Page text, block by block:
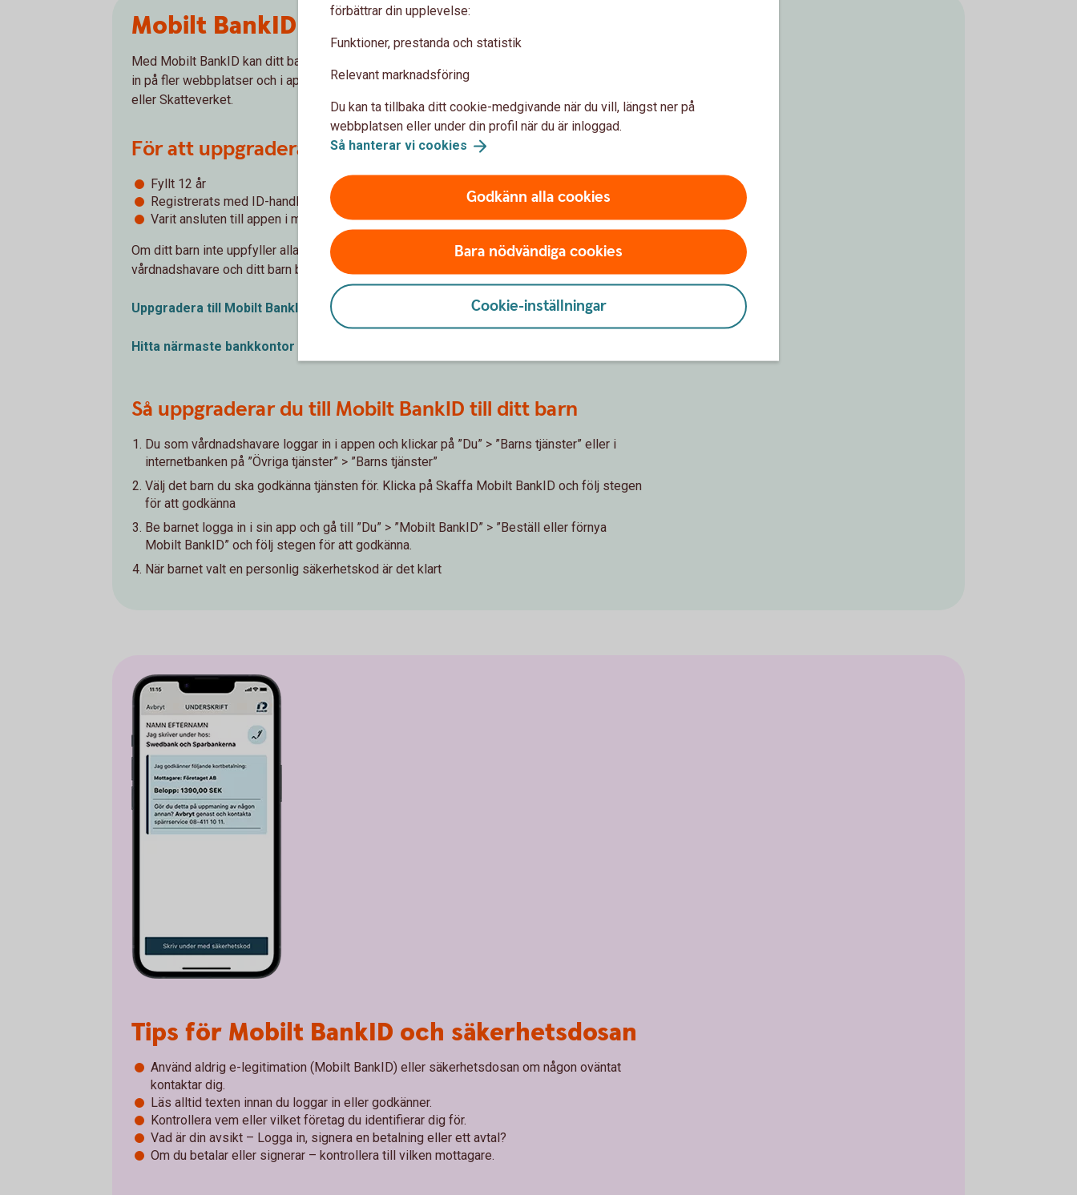
Mobilt BankID
Med Mobilt BankID kan ditt barn logga in i vår app och Swisha. Ditt barn kan också logga
in på fler webbplatser och i appar, till exempel 1177, Trafikverket, Försäkringskassan
eller Skatteverket.
För att uppgradera måste ditt barn ha:
Fyllt 12 år
Registrerats med ID-handling på ett kontor
Varit ansluten till appen i minst 6 månader
Om ditt barn inte uppfyller alla kriterier så kan ni få hjälp på ett kontor. Både du som
vårdnadshavare och ditt barn behöver ha med giltig legitimation.
Uppgradera till Mobilt BankID
Hitta närmaste bankkontor
Så uppgraderar du till Mobilt BankID till ditt barn
Du som vårdnadshavare loggar in i appen och klickar på ”Du” > ”Barns tjänster” eller i
internetbanken på ”Övriga tjänster” > ”Barns tjänster”
Välj det barn du ska godkänna tjänsten för. Klicka på Skaffa Mobilt BankID och följ stegen
för att godkänna
Be barnet logga in i sin app och gå till ”Du” > ”Mobilt BankID” > ”Beställ eller förnya
Mobilt BankID” och följ stegen för att godkänna.
När barnet valt en personlig säkerhetskod är det klart
Tips för Mobilt BankID och säkerhetsdosan
Använd aldrig e-legitimation (Mobilt BankID) eller säkerhetsdosan om någon oväntat
kontaktar dig.
Läs alltid texten innan du loggar in eller godkänner.
Kontrollera vem eller vilket företag du identifierar dig för.
Vad är din avsikt – Logga in, signera en betalning eller ett avtal?
Om du betalar eller signerar – kontrollera till vilken mottagare.
förbättrar din upplevelse:
Funktioner, prestanda och statistik
Relevant marknadsföring
Du kan ta tillbaka ditt cookie-medgivande när du vill, längst ner på
webbplatsen eller under din profil när du är inloggad.
Så hanterar vi cookies
Godkänn alla cookies
Bara nödvändiga cookies
Cookie-inställningar